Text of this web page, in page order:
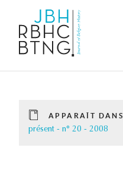
APPARAÎT DANS
présent - n° 20 - 2008